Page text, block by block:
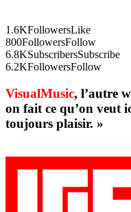
1.6KFollowersLike
800FollowersFollow
6.8KSubscribersSubscribe
6.2KFollowersFollow
VisualMusic, l’autre
on fait ce qu’on veut
toujours plaisir. »